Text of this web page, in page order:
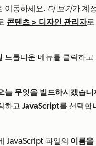
이동하세요. 더 보기가 계
콘텐츠 > 디자인 관리자로
드롭다운 메뉴를 클릭하고
늘 무엇을 빌드하시겠습니
하고 JavaScript를 선택합
JavaScript 파일의 이름을